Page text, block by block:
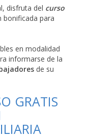
disfruta del curso
para
en modalidad
informarse de la
de su
GRATIS